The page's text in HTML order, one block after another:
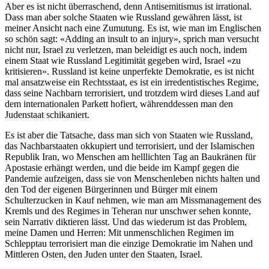
Aber es ist nicht überraschend, denn Antisemitismus ist irrational.
Dass man aber solche Staaten wie Russland gewähren lässt, ist
meiner Ansicht nach eine Zumutung. Es ist, wie man im Englischen
so schön sagt: «Adding an insult to an injury», sprich man versucht
nicht nur, Israel zu verletzen, man beleidigt es auch noch, indem
einem Staat wie Russland Legitimität gegeben wird, Israel «zu
kritisieren». Russland ist keine unperfekte Demokratie, es ist nicht
mal ansatzweise ein Rechtsstaat, es ist ein irredentistisches Regime,
dass seine Nachbarn terrorisiert, und trotzdem wird dieses Land auf
dem internationalen Parkett hofiert, währenddessen man den
Judenstaat schikaniert.
Es ist aber die Tatsache, dass man sich von Staaten wie Russland,
das Nachbarstaaten okkupiert und terrorisiert, und der Islamischen
Republik Iran, wo Menschen am helllichten Tag an Baukränen für
Apostasie erhängt werden, und die beide im Kampf gegen die
Pandemie aufzeigen, dass sie von Menschenleben nichts halten und
den Tod der eigenen Bürgerinnen und Bürger mit einem
Schulterzucken in Kauf nehmen, wie man am Missmanagement des
Kremls und des Regimes in Teheran nur unschwer sehen konnte,
sein Narrativ diktieren lässt. Und das wiederum ist das Problem,
meine Damen und Herren: Mit unmenschlichen Regimen im
Schlepptau terrorisiert man die einzige Demokratie im Nahen und
Mittleren Osten, den Juden unter den Staaten, Israel.